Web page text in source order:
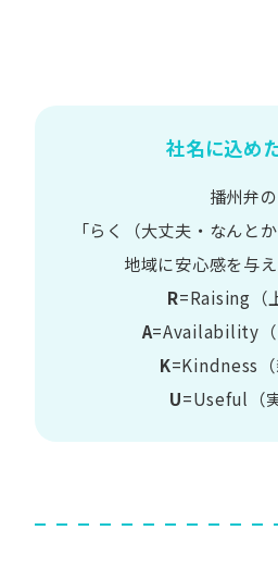
社名に込め
播州弁の
「らく​（大丈夫・なんと
地域に​安心感を​与え
R=Raising（
A=Availability​（
K=Kindness​（
U=Useful​（実